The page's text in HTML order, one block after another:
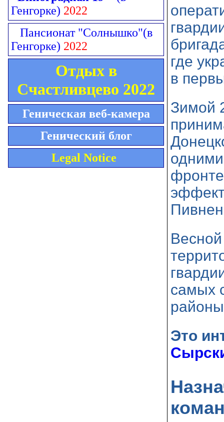
Генгорке) 2022
Пансионат "Солнышко"(в
Генгорке) 2022
Отдых в
Счастливцево 2022
Геническая веб-камера
Генический блог
Legal Notice
где
в
Зимой
самых
Это